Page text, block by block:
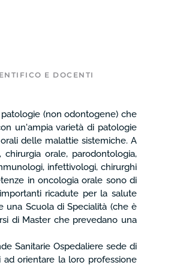
E DOCENTI
(non odontogene) che
un'ampia varietà di patologie
delle malattie sistemiche. A
orale, parodontologia,
infettivologi, chirurghi
in oncologia orale sono di
ricadute per la salute
una Scuola di Specialità (che è
di Master che prevedano una
Sanitarie Ospedaliere sede di
orientare la loro professione